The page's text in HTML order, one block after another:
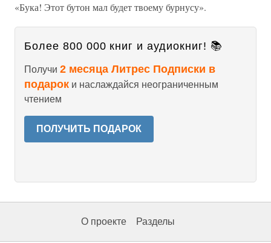
«Бука! Этот бутон мал будет твоему бурнусу».
Более 800 000 книг и аудиокниг! 📚
Получи 2 месяца Литрес Подписки в
подарок и наслаждайся неограниченным
чтением
ПОЛУЧИТЬ ПОДАРОК
О проекте Разделы